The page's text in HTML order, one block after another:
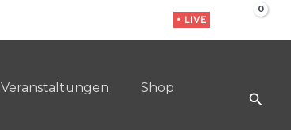
• LIVE
Veranstaltungen
Shop